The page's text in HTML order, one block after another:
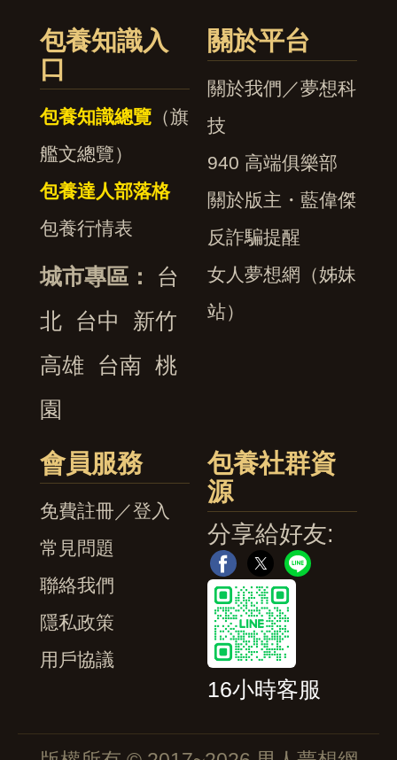
包養知識入
口
包養知識總覽 （旗
艦文總覽）
包養達人部落格
包養行情表
城市專區：
台
北
台中
新竹
高雄
台南 桃
園
關於平台
關於我們／夢想科
技
940 高端俱樂部
關於版主・藍偉傑
反詐騙提醒
女人夢想網（姊妹
站）
會員服務
免費註冊／登入
常見問題
聯絡我們
隱私政策
用戶協議
包養社群資
源
分享給好友:
16小時客服